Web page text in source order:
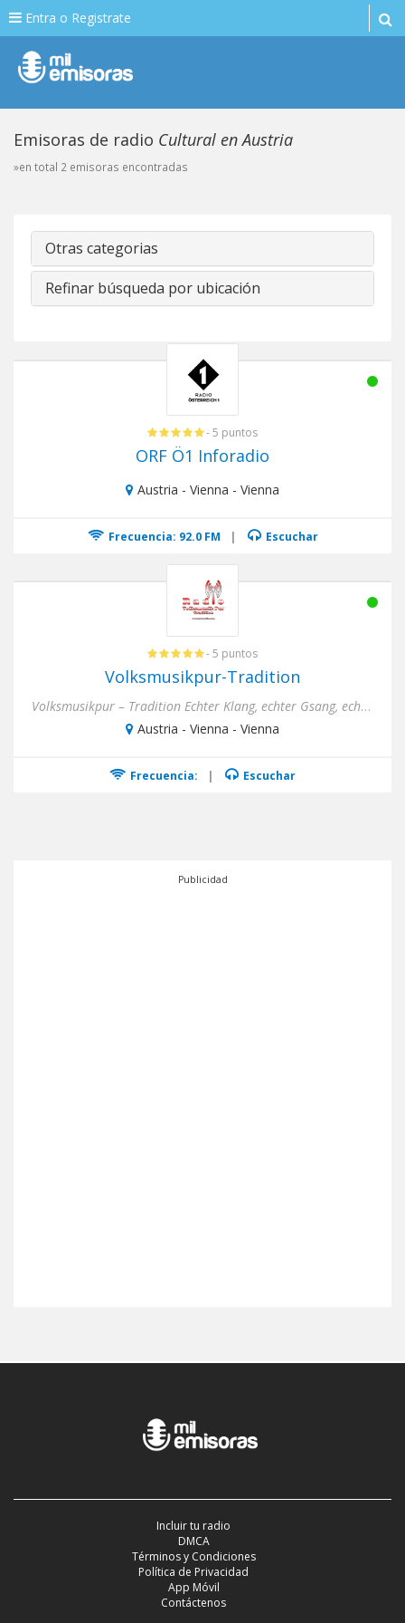
Entra o Registrate
Emisoras de radio Cultural en Austria
»en total 2 emisoras encontradas
Otras categorias
Refinar búsqueda por ubicación
- 5 puntos
ORF Ö1 Inforadio
Austria - Vienna - Vienna
Frecuencia: 92.0 FM | Escuchar
- 5 puntos
Volksmusikpur-Tradition
Volksmusikpur – Tradition Echter Klang, echter Gsang, echte Volksmusik. 24 Stunden am Tag, die schönsten Klänge. ...
Austria - Vienna - Vienna
Frecuencia: | Escuchar
Publicidad
Incluir tu radio
DMCA
Términos y Condiciones
Política de Privacidad
App Móvil
Contáctenos